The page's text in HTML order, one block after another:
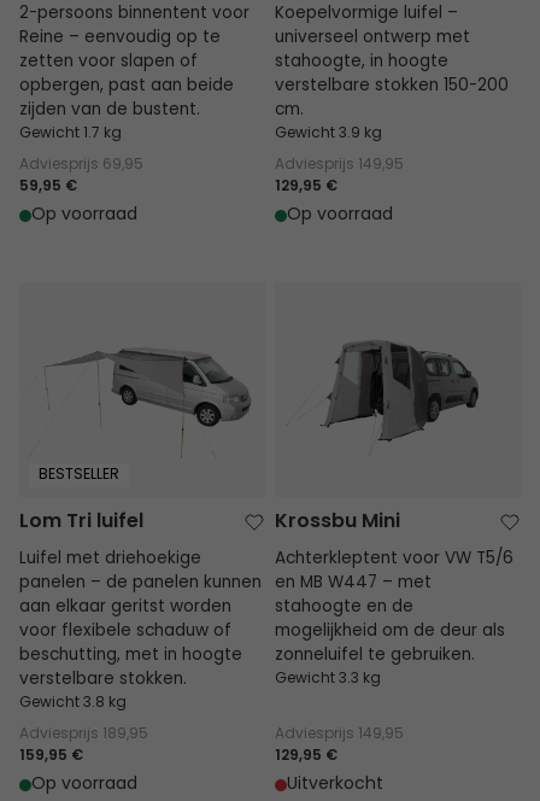
2-persoons binnentent voor
Reine – eenvoudig op te
zetten voor slapen of
opbergen, past aan beide
zijden van de bustent.
Gewicht 1.7 kg
Adviesprijs 69,95
59,95 €
Op voorraad
Koepelvormige luifel –
universeel ontwerp met
stahoogte, in hoogte
verstelbare stokken 150-200
cm.
Gewicht 3.9 kg
Adviesprijs 149,95
129,95 €
Op voorraad
BESTSELLER
Lom Tri luifel
Luifel met driehoekige
panelen – de panelen kunnen
aan elkaar geritst worden
voor flexibele schaduw of
beschutting, met in hoogte
verstelbare stokken.
Gewicht 3.8 kg
Adviesprijs 189,95
159,95 €
Op voorraad
Krossbu Mini
Achterkleptent voor VW T5/6
en MB W447 – met
stahoogte en de
mogelijkheid om de deur als
zonneluifel te gebruiken.
Gewicht 3.3 kg
Adviesprijs 149,95
129,95 €
Uitverkocht